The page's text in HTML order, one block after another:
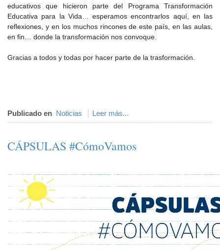
educativos que hicieron parte del Programa Transformación
Educativa para la Vida… esperamos encontrarlos aquí, en las
reflexiones, y en los muchos rincones de este país, en las aulas,
en fin… donde la transformación nos convoque.
Gracias a todos y todas por hacer parte de la trasformación.
Publicado en Noticias Leer más...
CÁPSULAS #CómoVamos